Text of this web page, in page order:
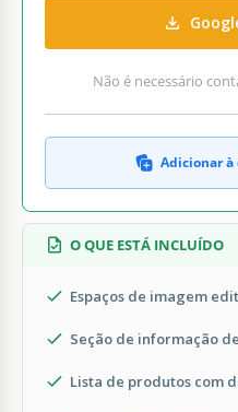
Não é necessário
Adicionar à
O QUE ESTÁ INCLUÍDO
Espaços de imagem
Seção de informação
Lista de produtos com